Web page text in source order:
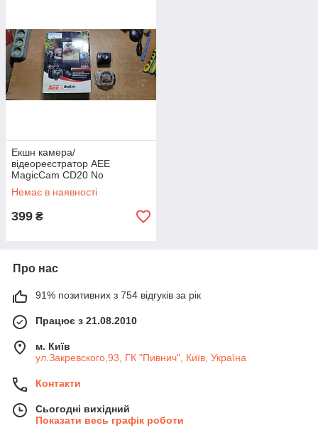
Екшн камера/
відеореєстратор AEE
MagicCam CD20 No
21250127
Немає в наявності
399 ₴
Про нас
91% позитивних з 754 відгуків за рік
Працює з 21.08.2010
м. Київ
ул.Закревского,93, ГК "Пивнич", Київ, Україна
Контакти
Сьогодні вихідний
Показати весь графік роботи